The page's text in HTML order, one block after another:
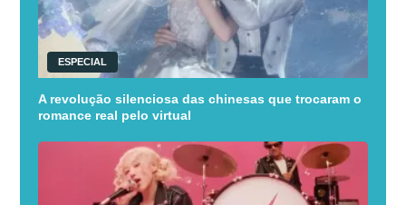
ESPECIAL
A revolução silenciosa das chinesas que trocaram o
romance real pelo virtual